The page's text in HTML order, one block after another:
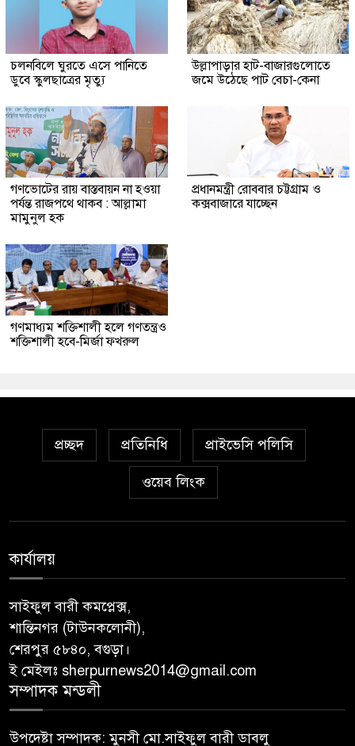
চলনবিলে ঘুরতে এসে পানিতে
ডুবে স্কুলছাত্রের মৃত্যু
উল্লাপাড়ার হাট-বাজারগুলোতে
জমে উঠেছে পাট বেচা-কেনা
গণভোটের রায় বাস্তবায়ন না হওয়া
পর্যন্ত রাজপথে থাকব : আল্লামা
মামুনুল হক
প্রধানমন্ত্রী রোববার চট্টগ্রাম ও
কক্সবাজারে যাচ্ছেন
গণমাধ্যম শক্তিশালী হলে গণতন্ত্রও
শক্তিশালী হবে-মির্জা ফখরুল
প্রচ্ছদ প্রতিনিধি প্রাইভেসি পলিসি
ওয়েব লিংক
কার্যালয়
সাইফুল বারী কমপ্লেক্স,
শান্তিনগর (টাউনকলোনী),
শেরপুর ৫৮৪০, বগুড়া।
ই মেইলঃ sherpurnews2014@gmail.com
সম্পাদক মন্ডলী
উপদেষ্টা সম্পাদক: মুনসী মো.সাইফুল বারী ডাবলু